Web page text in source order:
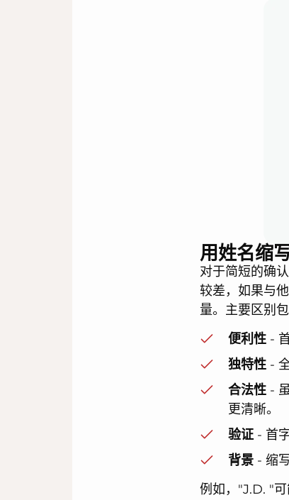
用姓名缩
对于简短的确
较差，如果与
量。主要区别
便利性-
独特性-
合法性-
更清晰。
验证- 首
背景- 缩
例如，"J.D. "